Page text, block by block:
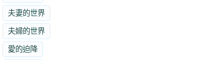
夫妻的世界
夫婦的世界
愛的迫降